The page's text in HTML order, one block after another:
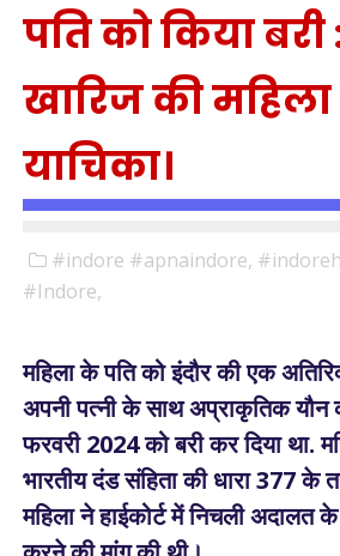
पति को किया बरी
खारिज की
याचिका।
#indore​ #apnaindore​,
#Indore,
महिला के पति को इंदौर की एक
अपनी पत्नी के साथ अप्राकृतिक
फरवरी 2024 को बरी कर दिया था.
भारतीय दंड संहिता की धारा 377 के
महिला ने हाईकोर्ट में निचली अदालत